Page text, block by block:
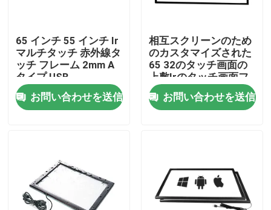
品質管理
お問い合わせ
静電容量式インタラクティブホワイトボード
1相互Whiteboardのすべて
65 インチ 55 インチ Ir
マルチタッチ 赤外線タ
ッチ フレーム 2mm A
タイプ USB
お問い合わせを送信
相互スクリーンのため
のカスタマイズされた
65 32のタッチ画面の
上敷Irのタッチ画面フ
レームの上敷
お問い合わせを送信